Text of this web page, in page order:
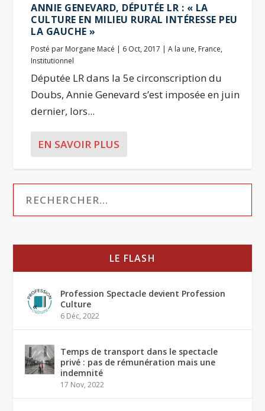
ANNIE GENEVARD, DÉPUTÉE LR : « LA
CULTURE EN MILIEU RURAL INTÉRESSE PEU
LA GAUCHE »
Posté par Morgane Macé | 6 Oct, 2017 |A la une, France,
Institutionnel
Députée LR dans la 5e circonscription du
Doubs, Annie Genevard s’est imposée en juin
dernier, lors...
EN SAVOIR PLUS
LE FLASH
Profession Spectacle devient Profession
Culture
6 Déc, 2022
Temps de transport dans le spectacle
privé : pas de rémunération mais une
indemnité
17 Nov, 2022